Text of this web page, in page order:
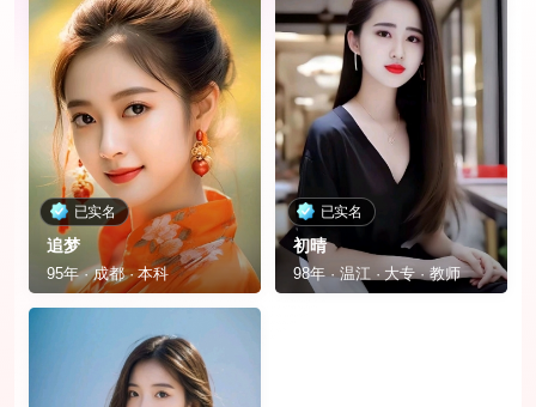
已实名
追梦
95年 · 成都 · 本科
已实名
初晴
98年 · 温江 · 大专 · 教师